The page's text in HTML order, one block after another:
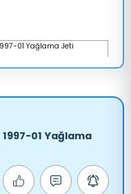
01 Yağlama